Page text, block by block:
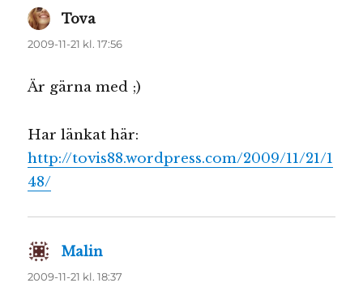
Tova
2009-11-21 kl. 17:56
Är gärna med ;)
Har länkat här:
http://tovis88.wordpress.com/2009/11/21/1
48/
Malin
2009-11-21 kl. 18:37